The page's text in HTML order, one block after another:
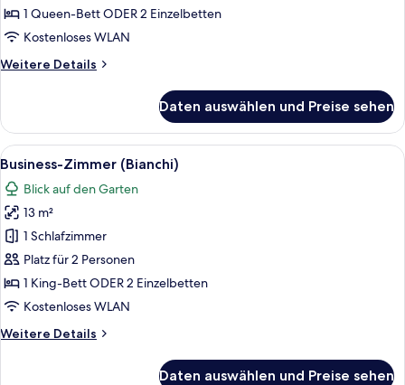
1 Queen-Bett ODER 2 Einzelbetten
Kostenloses WLAN
Weitere Details
Weitere
(Olmo)
Daten auswählen und Preise sehen
Alle
Fotos
für
Business-
Zimmer
(Bianchi)
anzeigen
Ein modernes Hotelzimmer mit
7
Business-Zimmer (Bianchi)
Blick auf den Garten
13 m²
1 Schlafzimmer
Platz für 2 Personen
1 King-Bett ODER 2 Einzelbetten
Kostenloses WLAN
Weitere Details
Weitere
Daten auswählen und Preise sehen